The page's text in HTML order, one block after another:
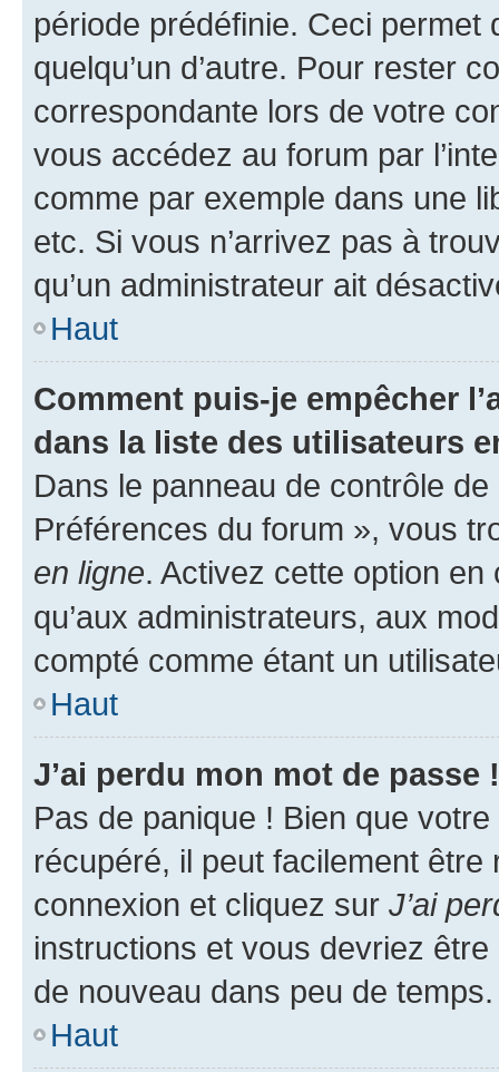
période prédéfinie. Ceci permet
quelqu’un d’autre. Pour rester
correspondante lors de votre
vous accédez au forum par
comme par exemple dans une
etc. Si vous n’arrivez pas à
qu’un administrateur ait
Haut
Comment puis-je empêcher
dans la liste des utilisateurs
Dans le panneau de contrôle
Préférences du forum », vous
en ligne. Activez cette option
qu’aux administrateurs, aux
compté comme étant un
Haut
J’ai perdu mon mot de passe !
Pas de panique ! Bien que
récupéré, il peut facilement
connexion et cliquez sur J’ai
instructions et vous devriez
de nouveau dans peu de temps.
Haut